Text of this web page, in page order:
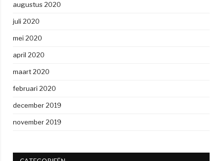
augustus 2020
juli 2020
mei 2020
april 2020
maart 2020
februari 2020
december 2019
november 2019